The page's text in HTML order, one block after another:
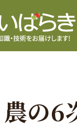
農の